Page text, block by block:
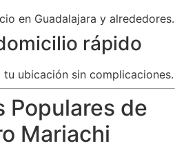
en Guadalajara y alrededores.
rápido
ubicación sin complicaciones.
Populares de
Mariachi